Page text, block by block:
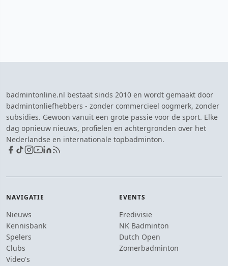
badmintonline.nl bestaat sinds 2010 en wordt gemaakt door
badmintonliefhebbers - zonder commercieel oogmerk, zonder
subsidies. Gewoon vanuit een grote passie voor de sport. Elke
dag opnieuw nieuws, profielen en achtergronden over het
Nederlandse en internationale topbadminton.
NAVIGATIE
Nieuws
Kennisbank
Spelers
Clubs
Video's
EVENTS
Eredivisie
NK Badminton
Dutch Open
Zomerbadminton